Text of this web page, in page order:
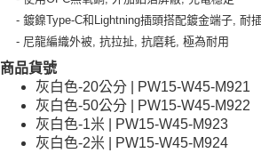
- 鍍鎳Type-C和Lightning插頭搭配鍍金端子, 耐
- 尼龍編織外被, 抗拉扯, 抗磨耗, 極為耐用
商品貨號
灰白色-20公分 | PW15-W45-M921
灰白色-50公分 | PW15-W45-M922
灰白色-1米 | PW15-W45-M923
灰白色-2米 | PW15-W45-M924